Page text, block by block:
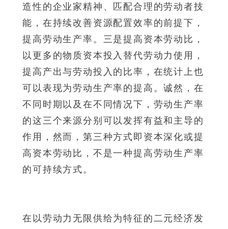
造性的企业家精神、匹配合理的劳动者技
能，在持续改善资源配置效率的前提下，
提高劳动生产率。三是提高资本劳动比，
以更多的物质资本投入替代劳动力使用，
提高产出与劳动投入的比率，在统计上也
可以表现为劳动生产率的提高。诚然，在
不同时期以及在不同情况下，劳动生产率
的这三个来源分别可以发挥有益和主导的
作用，然而，第三种方式即资本深化或提
高资本劳动比，不是一种提高劳动生产率
的可持续方式。
在以劳动力无限供给为特征的二元经济发